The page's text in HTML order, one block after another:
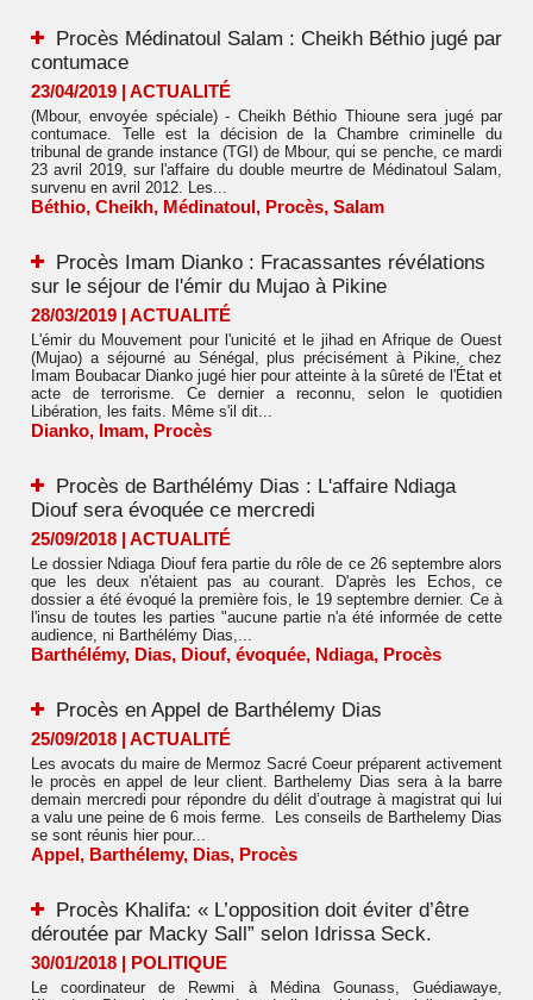
Procès Médinatoul Salam : Cheikh Béthio jugé par
contumace
23/04/2019 | ACTUALITÉ
(Mbour, envoyée spéciale) - Cheikh Béthio Thioune sera jugé par
contumace. Telle est la décision de la Chambre criminelle du
tribunal de grande instance (TGI) de Mbour, qui se penche, ce mardi
23 avril 2019, sur l'affaire du double meurtre de Médinatoul Salam,
survenu en avril 2012. Les...
Béthio, Cheikh, Médinatoul, Procès, Salam
Procès Imam Dianko : Fracassantes révélations
sur le séjour de l'émir du Mujao à Pikine
28/03/2019 | ACTUALITÉ
L'émir du Mouvement pour l'unicité et le jihad en Afrique de Ouest
(Mujao) a séjourné au Sénégal, plus précisément à Pikine, chez
Imam Boubacar Dianko jugé hier pour atteinte à la sûreté de l'État et
acte de terrorisme. Ce dernier a reconnu, selon le quotidien
Libération, les faits. Même s'il dit...
Dianko, Imam, Procès
Procès de Barthélémy Dias : L'affaire Ndiaga
Diouf sera évoquée ce mercredi
25/09/2018 | ACTUALITÉ
Le dossier Ndiaga Diouf fera partie du rôle de ce 26 septembre alors
que les deux n'étaient pas au courant. D'après les Echos, ce
dossier a été évoqué la première fois, le 19 septembre dernier. Ce à
l'insu de toutes les parties "aucune partie n'a été informée de cette
audience, ni Barthélémy Dias,...
Barthélémy, Dias, Diouf, évoquée, Ndiaga, Procès
Procès en Appel de Barthélemy Dias
25/09/2018 | ACTUALITÉ
Les avocats du maire de Mermoz Sacré Coeur préparent activement
le procès en appel de leur client. Barthelemy Dias sera à la barre
demain mercredi pour répondre du délit d’outrage à magistrat qui lui
a valu une peine de 6 mois ferme. Les conseils de Barthelemy Dias
se sont réunis hier pour...
Appel, Barthélemy, Dias, Procès
Procès Khalifa: « L’opposition doit éviter d’être
déroutée par Macky Sall” selon Idrissa Seck.
30/01/2018 | POLITIQUE
Le coordinateur de Rewmi à Médina Gounass, Guédiawaye,